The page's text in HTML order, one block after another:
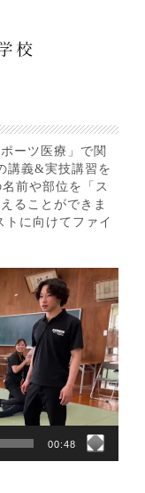
ーツ医療」で関
講義&実技講習を
前や部位を「ス
ることができま
トに向けてファイ
00:48